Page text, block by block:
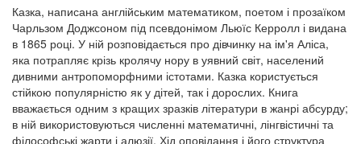
Казка, написана англійським математиком, поетом і прозаїком
Чарльзом Доджсоном під псевдонімом Льюїс Керролл і видана
в 1865 році. У ній розповідається про дівчинку на ім'я Аліса,
яка потрапляє крізь кролячу нору в уявний світ, населений
дивними антропоморфними істотами. Казка користується
стійкою популярністю як у дітей, так і дорослих. Книга
вважається одним з кращих зразків літератури в жанрі абсурду;
в ній використовуються численні математичні, лінгвістичні та
філософські жарти і алюзії. Хід оповідання і його структура